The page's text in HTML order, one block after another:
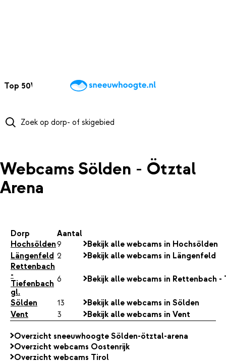
Top 50Webcams WintersportweerKaarten
Webcams Sölden - Ötztal
Arena
Dorp
Aantal
Hochsölden9
Bekijk alle webcams in Hochsölden
Längenfeld 2
Bekijk alle webcams in Längenfeld
Rettenbach
-
Tiefenbach
gl.
6 Bekijk alle webcams in Rettenbach
Sölden 13
Bekijk alle webcams in Sölden
Vent
3 Bekijk alle webcams in Vent
Overzicht sneeuwhoogte Sölden-ötztal-arena
Overzicht webcams Oostenrijk
Overzicht webcams Tirol